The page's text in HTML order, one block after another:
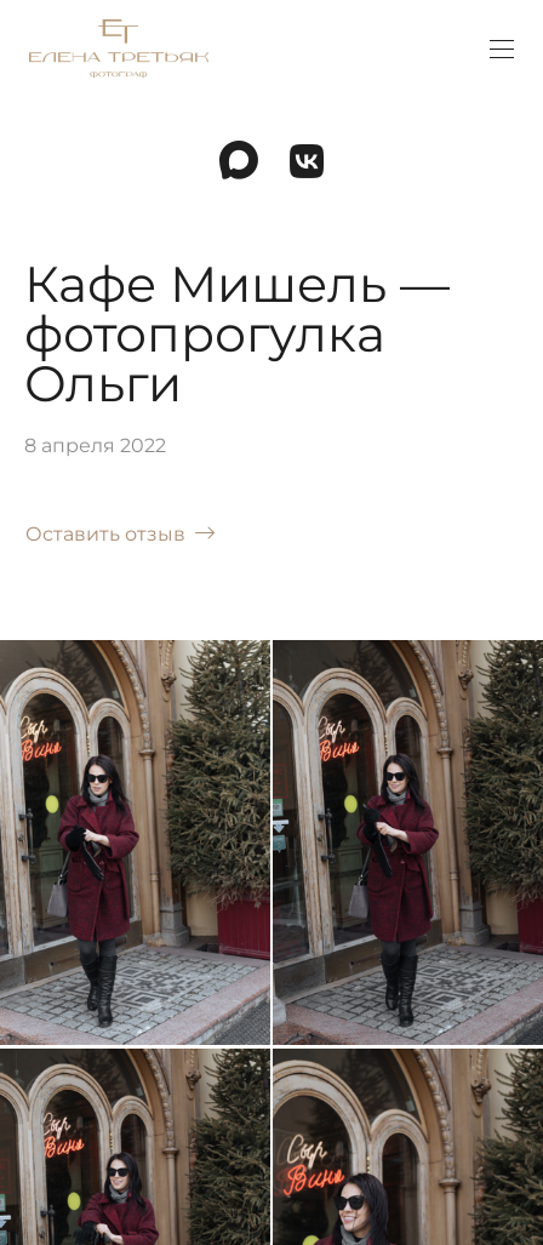
Кафе Мишель —
фотопрогулка
Ольги
8 апреля 2022
Оставить отзыв